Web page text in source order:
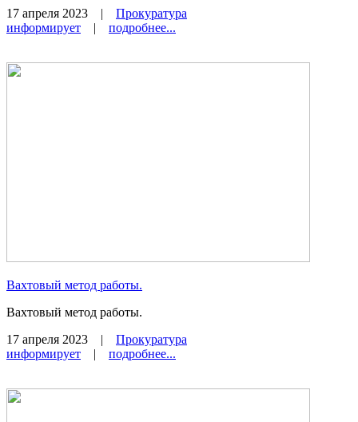
17 апреля 2023 | Прокуратура
информирует | подробнее...
Вахтовый метод работы.
Вахтовый метод работы.
17 апреля 2023 | Прокуратура
информирует | подробнее...